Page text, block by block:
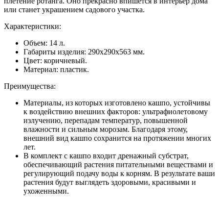
или станет украшением садового участка.
Характеристики:
Объем: 14 л.
Габариты изделия: 290х290х563 мм.
Цвет: коричневый.
Материал: пластик.
Преимущества:
Материалы, из которых изготовлено кашпо, устойчивы
к воздействию внешних факторов: ультрафиолетовому
излучению, перепадам температур, повышенной
влажности и сильным морозам. Благодаря этому,
внешний вид кашпо сохранится на протяжении многих
лет.
В комплект с кашпо входит дренажный субстрат,
обеспечивающий растения питательными веществами и
регулирующий подачу воды к корням. В результате ваши
растения будут выглядеть здоровыми, красивыми и
ухоженными.